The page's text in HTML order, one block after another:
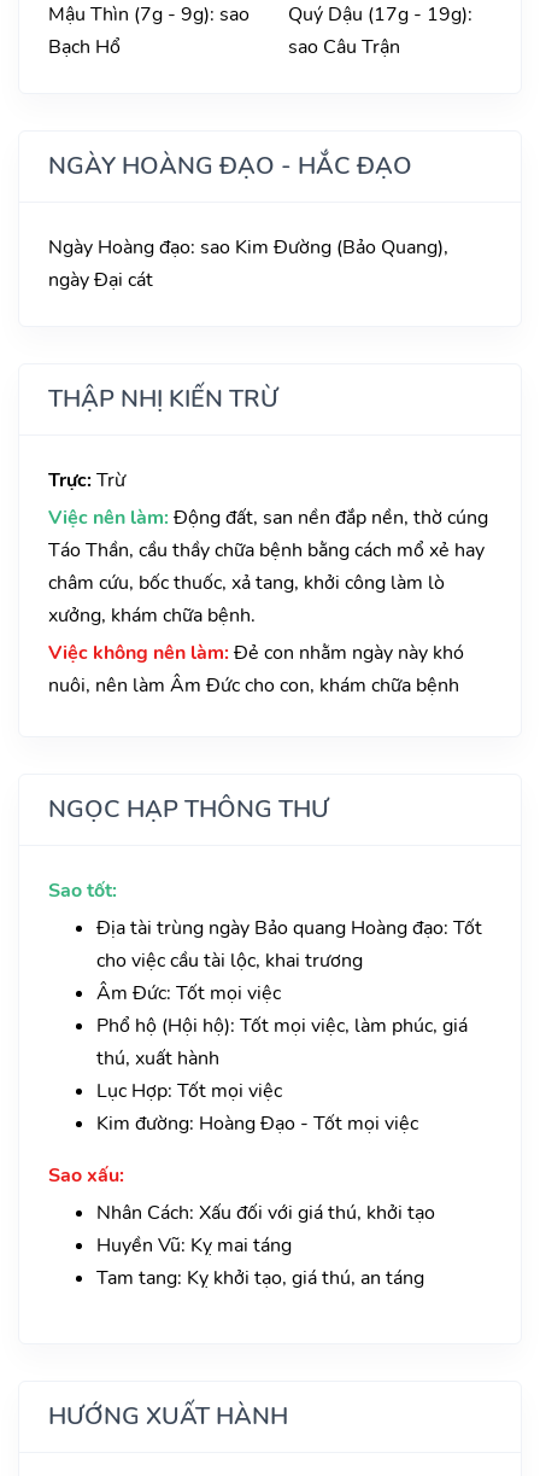
Mậu Thìn (7g - 9g): sao
Bạch Hổ
Quý Dậu (17g - 19g):
sao Câu Trận
NGÀY HOÀNG ĐẠO - HẮC ĐẠO
Ngày Hoàng đạo: sao Kim Đường (Bảo Quang),
ngày Đại cát
THẬP NHỊ KIẾN TRỪ
Trực: Trừ
Việc nên làm: Động đất, san nền đắp nền, thờ cúng
Táo Thần, cầu thầy chữa bệnh bằng cách mổ xẻ hay
châm cứu, bốc thuốc, xả tang, khởi công làm lò
xưởng, khám chữa bệnh.
Việc không nên làm: Đẻ con nhằm ngày này khó
nuôi, nên làm Âm Đức cho con, khám chữa bệnh
NGỌC HẠP THÔNG THƯ
Sao tốt:
Địa tài trùng ngày Bảo quang Hoàng đạo: Tốt
cho việc cầu tài lộc, khai trương
Âm Đức: Tốt mọi việc
Phổ hộ (Hội hộ): Tốt mọi việc, làm phúc, giá
thú, xuất hành
Lục Hợp: Tốt mọi việc
Kim đường: Hoàng Đạo - Tốt mọi việc
Sao xấu:
Nhân Cách: Xấu đối với giá thú, khởi tạo
Huyền Vũ: Kỵ mai táng
Tam tang: Kỵ khởi tạo, giá thú, an táng
HƯỚNG XUẤT HÀNH